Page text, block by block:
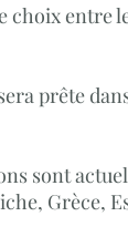
choix entre
prête
sont
Grèce,